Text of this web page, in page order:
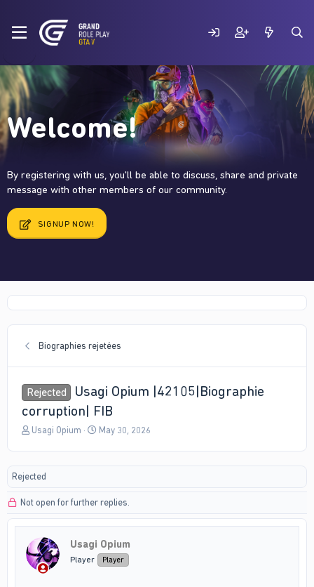
Welcome!
By registering with us, you'll be able to discuss, share and private
message with other members of our community.
SIGNUP NOW!
Biographies rejetées
Rejected
Usagi Opium |42105|Biographie
corruption| FIB
T
a
s
t
r
t
e
Usagi Opium
S
a
t
May 30, 2026
Rejected
Not open for further replies.
Usagi Opium
Player Player